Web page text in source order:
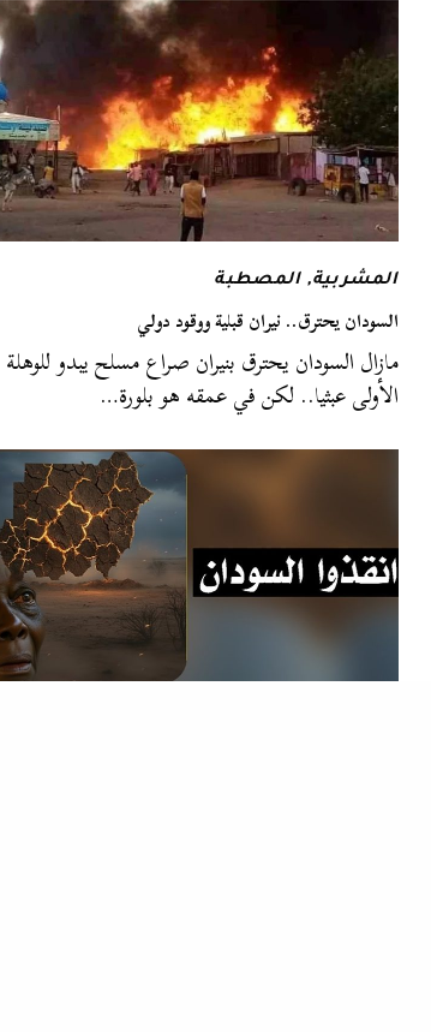
المشربية,المصطبة
السودان يحترق.. نيران قبلية ووقود دولي
مازال السودان يحترق بنيران صراع مسلح يبدو للوهلة
الأولى عبثيا.. لكن في عمقه هو بلورة…